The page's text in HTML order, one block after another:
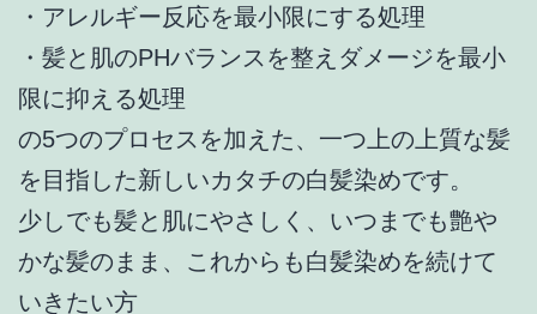
・アレルギー反応を最小限にする処理
・髪と肌のPHバランスを整えダメージを最小
限に抑える処理
の5つのプロセスを加えた、一つ上の上質な髪
を目指した新しいカタチの白髪染めです。
少しでも髪と肌にやさしく、いつまでも艶や
かな髪のまま、これからも白髪染めを続けて
いきたい方